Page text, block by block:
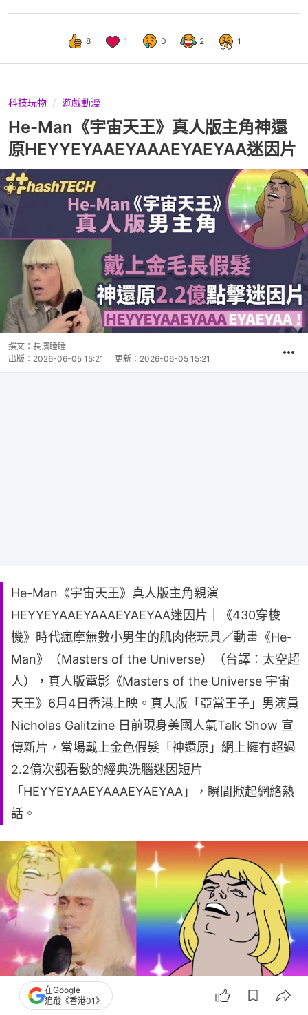
8 1 0 2 1
科技玩物 遊戲動漫
He-Man《宇宙天王》真人版主角神還
原HEYYEYAAEYAAAEYAEYAA迷因片
撰文： 長濱睡睡
出版： 2026-06-05 15:21 更新： 2026-06-05 15:21
He-Man《宇宙天王》真人版主角親演
HEYYEYAAEYAAAEYAEYAA迷因片｜《430穿梭
機》時代瘋摩無數小男生的肌肉佬玩具／動畫《He-
Man》（Masters of the Universe）（台譯：太空超
人），真人版電影《Masters of the Universe 宇宙
天王》6月4日香港上映。真人版「亞當王子」男演員
Nicholas Galitzine 日前現身美國人氣Talk Show 宣
傳新片，當場戴上金色假髮「神還原」網上擁有超過
2.2億次觀看數的經典洗腦迷因短片
「HEYYEYAAEYAAAEYAEYAA」，瞬間掀起網絡熱
話。
在Google
追蹤《香港01》